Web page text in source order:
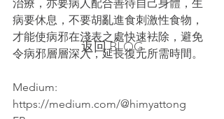
治療，亦要病人配合善待自己身體，生
病要休息，不要胡亂進食刺激性食物，
才能使病邪在淺表之處快速袪除，避免
令病邪層層深入，延長復元所需時間。
Medium:
https://medium.com/@himyattong
返回 BLOG